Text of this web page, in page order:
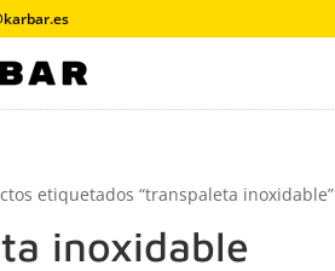
etiquetados “transpaleta inoxidable”
inoxidable